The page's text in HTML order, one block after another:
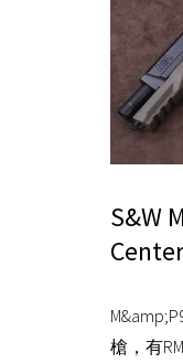
S&W
Center
槍，有